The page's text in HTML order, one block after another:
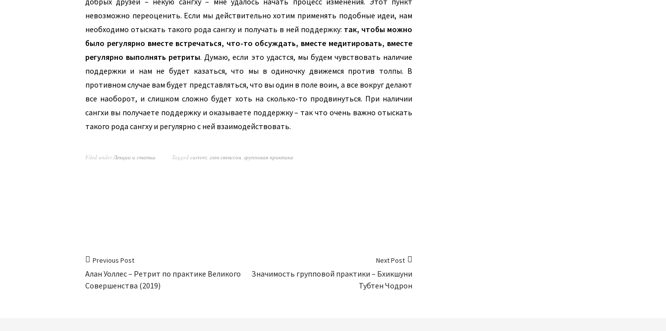
невозможно переоценить. Если мы действительно хотим применять подобные идеи, нам
необходимо отыскать такого рода сангху и получать в ней поддержку: так, чтобы можно
было регулярно вместе встречаться, что-то обсуждать, вместе медитировать, вместе
регулярно выполнять ретриты. Думаю, если это удастся, мы будем чувствовать наличие
поддержки и нам не будет казаться, что мы в одиночку движемся против толпы. В
противном случае вам будет представляться, что вы один в поле воин, а все вокруг делают
все наоборот, и слишком сложно будет хоть на сколько-то продвинуться. При наличии
сангхи вы получаете поддержку и оказываете поддержку – так что очень важно отыскать
такого рода сангху и регулярно с ней взаимодействовать.
Filed underЛекции и статьи Tagged current, глен свенссон, групповая практика
Previous Post
Алан Уоллес – Ретрит по практике Великого
Совершенства (2019)
Next Post
Значимость групповой практики – Бхикшуни
Тубтен Чодрон